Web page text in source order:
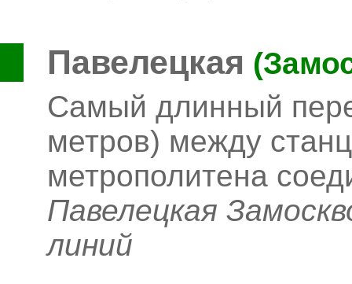
Павелецкая
Самый длинный
метров) между
метрополитена
Павелецкая
линий